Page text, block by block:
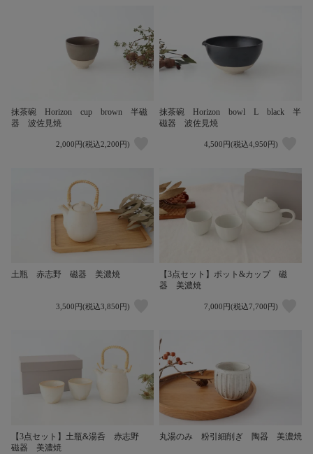
抹茶碗 Horizon cup brown 半磁
器 波佐見焼
2,000円(税込2,200円)
抹茶碗 Horizon bowl L black 半
磁器 波佐見焼
4,500円(税込4,950円)
土瓶 赤志野 磁器 美濃焼
3,500円(税込3,850円)
【3点セット】ポット&カップ 磁
器 美濃焼
7,000円(税込7,700円)
【3点セット】土瓶&湯呑 赤志野
磁器 美濃焼
丸湯のみ 粉引細削ぎ 陶器 美濃焼